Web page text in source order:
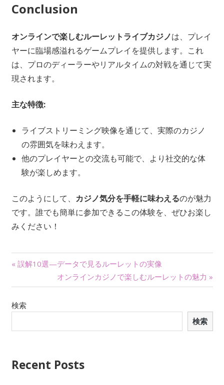
Conclusion
オンラインで楽しむルーレットライブカジノは、プレイ
ヤーに臨場感溢れるゲームプレイを提供します。これ
は、プロのディーラーやリアルタイムの対戦を通じて実
現されます。
主な特徴:
ライブストリーミング映像を通じて、実際のカジノ
の雰囲気を味わえます。
他のプレイヤーとの交流も可能で、より社交的な体
験が楽しめます。
このようにして、 カジノ気分を手軽に味わえるのが魅力
です。誰でも簡単に参加できるこの体験を、ぜひお楽し
みください！
投
稿
ナ
ー
« 誤解10選—データで見るルーレットの実像
オンラインカジノで楽しむルーレットの魅力 »
検索
検索
Recent Posts